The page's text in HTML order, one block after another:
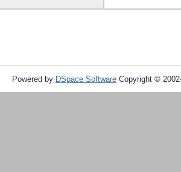
Powered by DSpace Software Copyright ©